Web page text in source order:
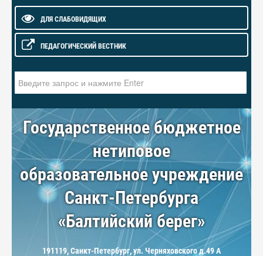
ДЛЯ СЛАБОВИДЯЩИХ
ПЕДАГОГИЧЕСКИЙ ВЕСТНИК
Государственное бюджетное
нетиповое
образовательное учреждение
Санкт-Петербурга
«Балтийский берег»
191119, Санкт-Петербург, ул. Черняховского д.49 А